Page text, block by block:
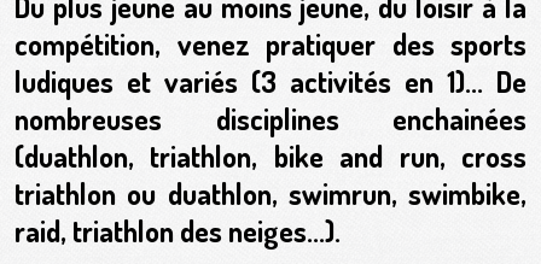
compétition, venez pratiquer des sports
ludiques et variés (3 activités en 1)... De
nombreuses disciplines enchainées
(duathlon, triathlon, bike and run, cross
triathlon ou duathlon, swimrun, swimbike,
raid, triathlon des neiges...).